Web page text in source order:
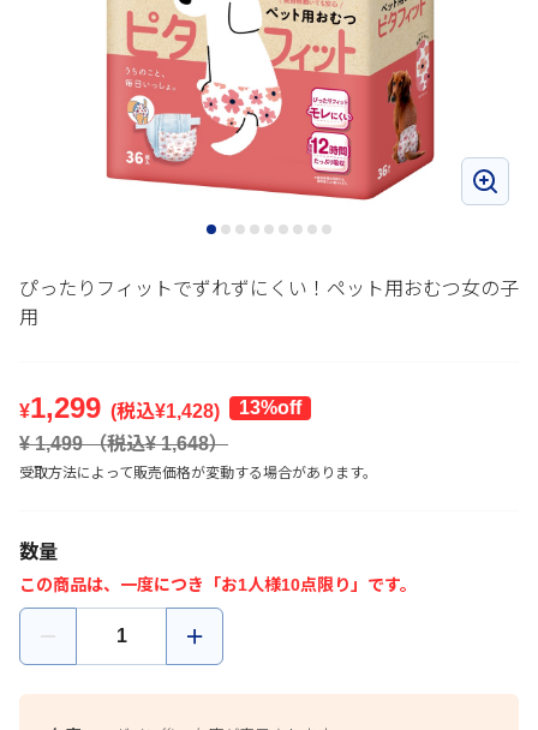
ぴったりフィットでずれずにくい！ペット用おむつ女の子
用
¥1,299 (税込¥1,428)
13%off
¥ 1,499（税込¥1,648）
受取方法によって販売価格が変動する場合があります。
数量
この商品は、一度につき「お1人様10点限り」です。